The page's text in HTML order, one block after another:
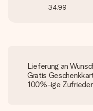
34,99
Lieferung an
Gratis
100%-ige